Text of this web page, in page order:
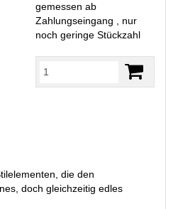
gemessen ab
Zahlungseingang , nur
noch geringe Stückzahl
die den
doch gleichzeitig edles